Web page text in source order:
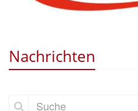
Nachrichten
Suche